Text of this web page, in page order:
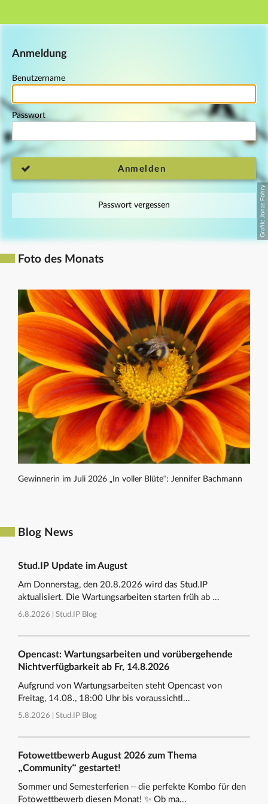
Hauptnavigation
Anmeldung
Benutzername
Passwort
Anmelden
Passwort vergessen
Foto des Monats
Gewinnerin im Juli 2026 „In voller Blüte“: Jennifer Bachmann
Blog News
Stud.IP Update im August
Am Donnerstag, den 20.8.2026 wird das Stud.IP
aktualisiert. Die Wartungsarbeiten starten früh ab ...
6.8.2026 | Stud.IP Blog
Opencast: Wartungsarbeiten und vorübergehende
Nichtverfügbarkeit ab Fr, 14.8.2026
Aufgrund von Wartungsarbeiten steht Opencast von
Freitag, 14.08., 18:00 Uhr bis voraussichtl...
5.8.2026 | Stud.IP Blog
Fotowettbewerb August 2026 zum Thema
„Community“ gestartet!
Sommer und Semesterferien – die perfekte Kombo für den
Fotowettbewerb diesen Monat! ✨ Ob ma...